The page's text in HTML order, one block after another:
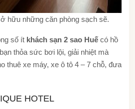
hữu những căn phòng sạch sẽ.
số ít khách sạn 2 sao Huế có hồ
thỏa sức bơi lội, giải nhiệt mà
thuê xe máy, xe ô tô 4 – 7 chỗ, đưa
HOTEL